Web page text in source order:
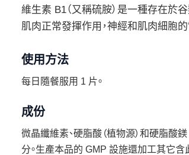
維生素 B1（又稱硫胺）是一種存在於
肌肉正常發揮作用，神經和肌肉細胞的
使用方法
每日隨餐服用 1 片。
成份
微晶纖維素、硬脂酸（植物源）和硬脂酸
分。生產本品的 GMP 設施還加工其它含